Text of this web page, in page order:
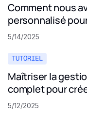
Comment nous
personnalisé
aux politiques de
5/14/2025
TUTORIEL
Maîtriser la
complet pour
invites LLM
5/12/2025